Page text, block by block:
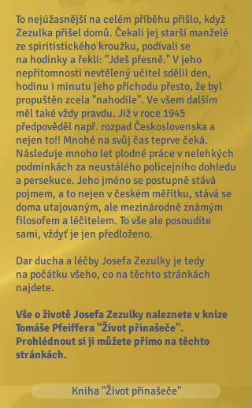
To nejúžasnější na celém příběhu přišlo, když
Zezulka přišel domů. Čekali jej starší manželé
ze spiritistického kroužku, podívali se
na hodinky a řekli: "Jdeš přesně." V jeho
nepřítomnosti nevtělený učitel sdělil den,
hodinu i minutu jeho příchodu přesto, že byl
propuštěn zcela "nahodile". Ve všem dalším
měl také vždy pravdu. Již v roce 1945
předpověděl např. rozpad Československa a
nejen to!! Mnohé na svůj čas teprve čeká.
Následuje mnoho let plodné práce v nelehkých
podmínkách za neustálého policejního dohledu
a persekuce. Jeho jméno se postupně stává
pojmem, a to nejen v českém měřítku, stává se
doma utajovaným, ale mezinárodně známým
filosofem a léčitelem. To vše ale posoudíte
sami, vždyť je jen předloženo.
Dar ducha a léčby Josefa Zezulky je tedy
na počátku všeho, co na těchto stránkách
najdete.
Vše o životě Josefa Zezulky naleznete v knize
Tomáše Pfeiffera "Život přinašeče".
Prohlédnout si ji můžete přímo na těchto
stránkách.
Kniha "Život přinašeče"